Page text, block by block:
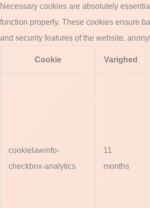
Necessary cookies are absolutely
function properly. These cookies ensure
and security features of the website,
Cookie Varighed
cookielawinfo-
checkbox-analytics
11
months